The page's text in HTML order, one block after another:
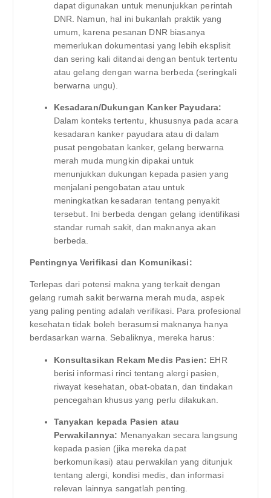
dapat digunakan untuk menunjukkan perintah
DNR. Namun, hal ini bukanlah praktik yang
umum, karena pesanan DNR biasanya
memerlukan dokumentasi yang lebih eksplisit
dan sering kali ditandai dengan bentuk tertentu
atau gelang dengan warna berbeda (seringkali
berwarna ungu).
Kesadaran/Dukungan Kanker Payudara:
Dalam konteks tertentu, khususnya pada acara
kesadaran kanker payudara atau di dalam
pusat pengobatan kanker, gelang berwarna
merah muda mungkin dipakai untuk
menunjukkan dukungan kepada pasien yang
menjalani pengobatan atau untuk
meningkatkan kesadaran tentang penyakit
tersebut. Ini berbeda dengan gelang identifikasi
standar rumah sakit, dan maknanya akan
berbeda.
Pentingnya Verifikasi dan Komunikasi:
Terlepas dari potensi makna yang terkait dengan
gelang rumah sakit berwarna merah muda, aspek
yang paling penting adalah verifikasi. Para profesional
kesehatan tidak boleh berasumsi maknanya hanya
berdasarkan warna. Sebaliknya, mereka harus:
Konsultasikan Rekam Medis Pasien: EHR
berisi informasi rinci tentang alergi pasien,
riwayat kesehatan, obat-obatan, dan tindakan
pencegahan khusus yang perlu dilakukan.
Tanyakan kepada Pasien atau
Perwakilannya: Menanyakan secara langsung
kepada pasien (jika mereka dapat
berkomunikasi) atau perwakilan yang ditunjuk
tentang alergi, kondisi medis, dan informasi
relevan lainnya sangatlah penting.